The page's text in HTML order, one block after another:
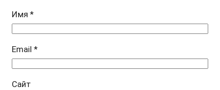
Имя *
Email *
Сайт